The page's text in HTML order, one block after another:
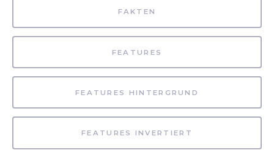
FAKTEN
FEATURES
FEATURES HINTERGRUND
FEATURES INVERTIERT